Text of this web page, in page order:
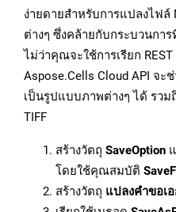
ง่ายดายสำหรับการแปลงไฟล์
ต่างๆ ซึ่งคล้ายกับกระบวนกา
ไม่ว่าคุณจะใช้การเรียก
Aspose.Cells Cloud API จ
เป็นรูปแบบภาพต่างๆ ได้ รวมถึ
TIFF
สร้างวัตถุ SaveOption
โดยใช้คุณสมบัติ
สร้างวัตถุ แปลงคำขอเ